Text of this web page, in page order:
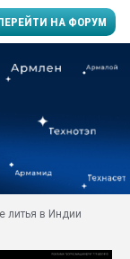
НА ФОРУМ
заводу пластмасс"
Помощь в подборе
Вакуум-формовочные
литья в Индии